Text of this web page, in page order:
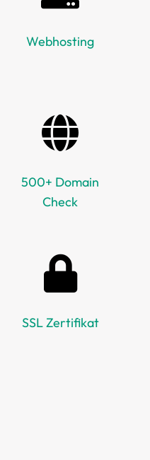
Webhosting
500+ Domain
Check
SSL Zertifikat